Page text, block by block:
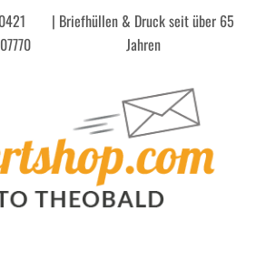
0421
| Briefhüllen & Druck seit über 65
Jahren